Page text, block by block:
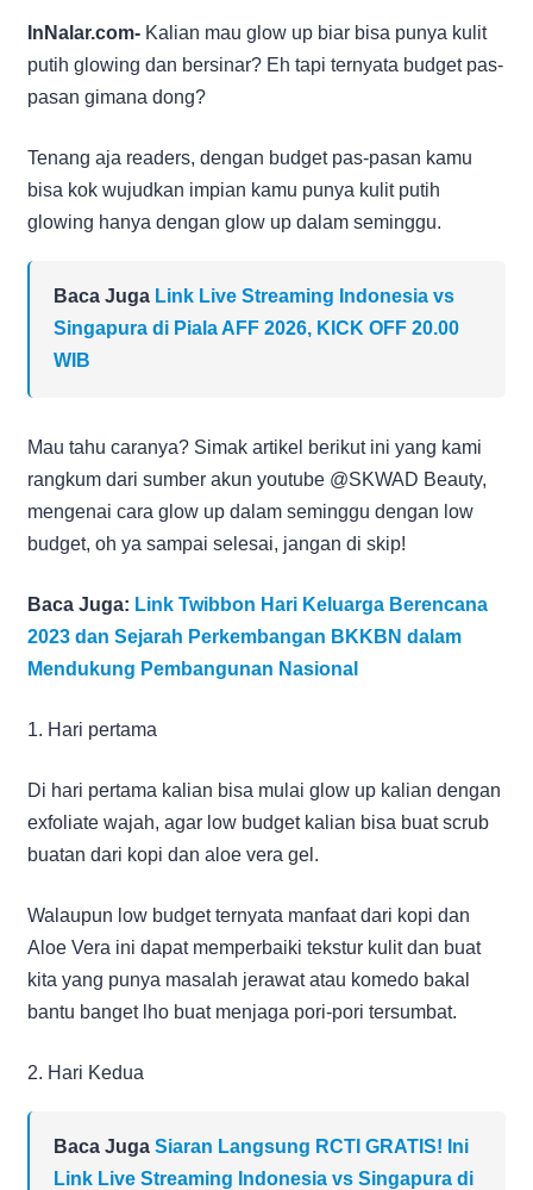
InNalar.com- Kalian mau glow up biar bisa punya kulit
putih glowing dan bersinar? Eh tapi ternyata budget pas-
pasan gimana dong?
Tenang aja readers, dengan budget pas-pasan kamu
bisa kok wujudkan impian kamu punya kulit putih
glowing hanya dengan glow up dalam seminggu.
Baca Juga Link Live Streaming Indonesia vs
Singapura di Piala AFF 2026, KICK OFF 20.00
WIB
Mau tahu caranya? Simak artikel berikut ini yang kami
rangkum dari sumber akun youtube @SKWAD Beauty,
mengenai cara glow up dalam seminggu dengan low
budget, oh ya sampai selesai, jangan di skip!
Baca Juga: Link Twibbon Hari Keluarga Berencana
2023 dan Sejarah Perkembangan BKKBN dalam
Mendukung Pembangunan Nasional
1. Hari pertama
Di hari pertama kalian bisa mulai glow up kalian dengan
exfoliate wajah, agar low budget kalian bisa buat scrub
buatan dari kopi dan aloe vera gel.
Walaupun low budget ternyata manfaat dari kopi dan
Aloe Vera ini dapat memperbaiki tekstur kulit dan buat
kita yang punya masalah jerawat atau komedo bakal
bantu banget lho buat menjaga pori-pori tersumbat.
2. Hari Kedua
Baca Juga Siaran Langsung RCTI GRATIS! Ini
Link Live Streaming Indonesia vs Singapura di